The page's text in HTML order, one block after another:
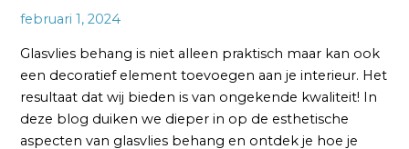
februari 1, 2024
Glasvlies behang is niet alleen praktisch maar kan ook
een decoratief element toevoegen aan je interieur. Het
resultaat dat wij bieden is van ongekende kwaliteit! In
deze blog duiken we dieper in op de esthetische
aspecten van glasvlies behang en ontdek je hoe je